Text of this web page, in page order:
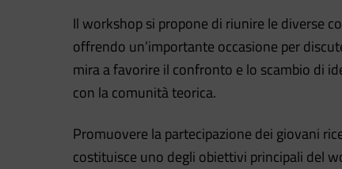
Il workshop si propone di riunire le diverse
offrendo un’importante occasione per
mira a favorire il confronto e lo scambio di
con la comunità teorica.
Promuovere la partecipazione dei giovani
costituisce uno degli obiettivi principali del